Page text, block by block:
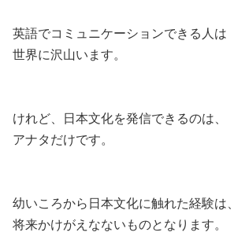
英語でコミュニケーションできる人は
世界に沢山います。
けれど、日本文化を発信できるのは、
アナタだけです。
幼いころから日本文化に触れた経験は、
将来かけがえなないものとなります。